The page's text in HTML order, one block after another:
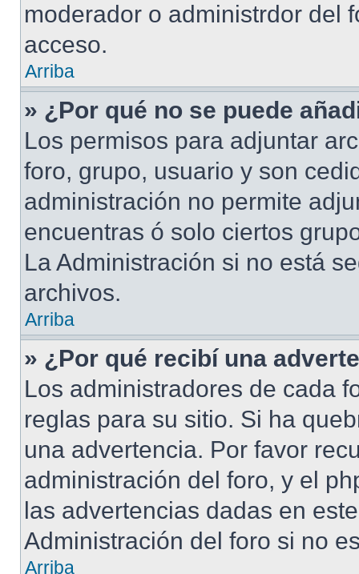
moderador o administrdor del
acceso.
Arriba
» ¿Por qué no se puede
Los permisos para adjuntar
foro, grupo, usuario y son
administración no permite
encuentras ó solo ciertos
La Administración si no está
archivos.
Arriba
» ¿Por qué recibí una
Los administradores de cada
reglas para su sitio. Si ha
una advertencia. Por favor
administración del foro, y el
las advertencias dadas en
Administración del foro si no
Arriba